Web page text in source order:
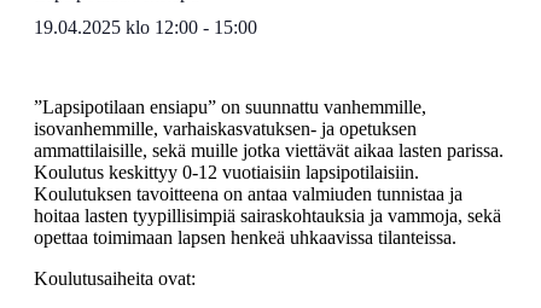
19.04.2025 klo 12:00 - 15:00
”Lapsipotilaan ensiapu” on suunnattu vanhemmille,
isovanhemmille, varhaiskasvatuksen- ja opetuksen
ammattilaisille, sekä muille jotka viettävät aikaa lasten parissa.
Koulutus keskittyy 0-12 vuotiaisiin lapsipotilaisiin.
Koulutuksen tavoitteena on antaa valmiuden tunnistaa ja
hoitaa lasten tyypillisimpiä sairaskohtauksia ja vammoja, sekä
opettaa toimimaan lapsen henkeä uhkaavissa tilanteissa.
Koulutusaiheita ovat: